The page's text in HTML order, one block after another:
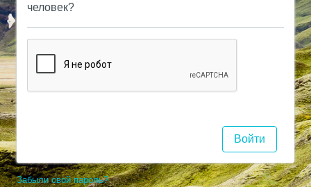
человек?
Забыли свой пароль?